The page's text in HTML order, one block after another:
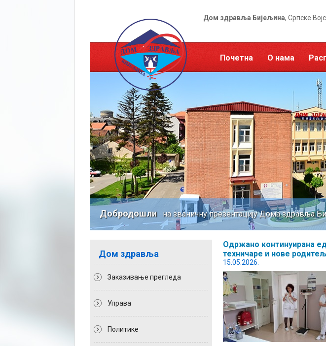
Дом здравља Бијељина, Српске
Почетна О нама
Добродошлина званичну презентацију Дома здравља
Дом здравља
Заказивање прегледа
Управа
Политикe
Oдржано континуирана
техничаре и нове
15.05.2026.